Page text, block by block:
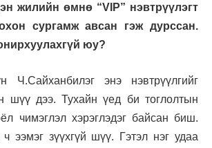
жилийн өмнө “VIP” нэвтрүүлэгт
сургамж авсан гэж дурссан.
юу?
Ч.Сайханбилэг энэ нэвтрүүлгийг
шүү дээ. Тухайн үед би тоглолтын
чимэглэл хэрэглэдэг байсан биш.
ч ээмэг зүүхгүй шүү. Гэтэл нэг удаа